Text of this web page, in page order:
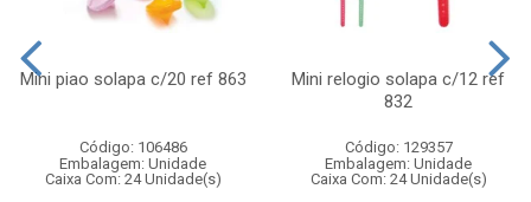
Mini piao solapa c/20 ref 863
Código: 106486
Embalagem: Unidade
Caixa Com: 24 Unidade(s)
Mini relogio solapa c/12 ref
832
Código: 129357
Embalagem: Unidade
Caixa Com: 24 Unidade(s)